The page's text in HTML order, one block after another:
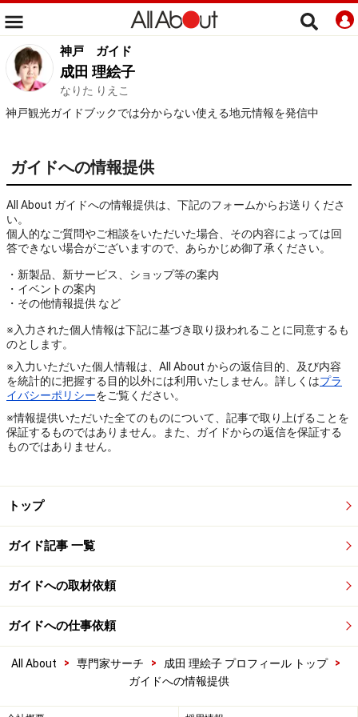
神戸 ガイド
成田 理絵子
なりた りえこ
神戸観光ガイドブックでは分からない使える地元情報を発信中
ガイドへの情報提供
All About ガイドへの情報提供は、下記のフォームからお送りくださ
い。
個人的なご質問やご相談をいただいた場合、その内容によっては回
答できない場合がございますので、あらかじめ御了承ください。
・新製品、新サービス、ショップ等の案内
・イベントの案内
・その他情報提供 など
※入力された個人情報は下記に基づき取り扱われることに同意するも
のとします。
※入力いただいた個人情報は、All About からの返信目的、及び内容
を統計的に把握する目的以外には利用いたしません。詳しくはプラ
イバシーポリシーをご覧ください。
※情報提供いただいた全てのものについて、記事で取り上げることを
保証するものではありません。また、ガイドからの返信を保証する
ものではありません。
トップ
ガイド記事 一覧
ガイドへの取材依頼
ガイドへの仕事依頼
All About > 専門家サーチ > 成田 理絵子 プロフィール トップ
>
ガイドへの情報提供